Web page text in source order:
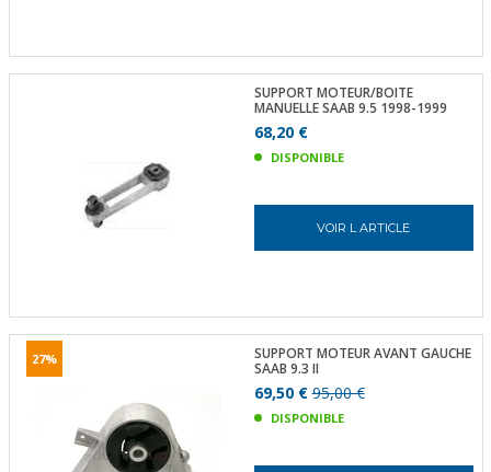
SUPPORT MOTEUR/BOITE
MANUELLE SAAB 9.5 1998-1999
68,20 €
DISPONIBLE
VOIR L ARTICLE
27%
SUPPORT MOTEUR AVANT GAUCHE
SAAB 9.3 II
69,50 €95,00 €
DISPONIBLE